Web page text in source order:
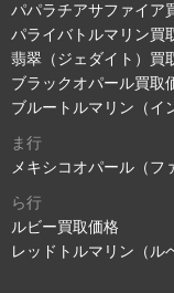
パパラチアサファイア
パライバトルマリン買
翡翠（ジェダイト）買
ブラックオパール買取
ブルートルマリン（イ
ま行
メキシコオパール（フ
ら行
ルビー買取価格
レッドトルマリン（ル